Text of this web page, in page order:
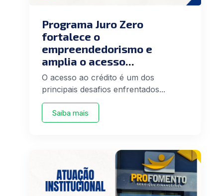
Programa Juro Zero
fortalece o
empreendedorismo e
amplia o acesso...
O acesso ao crédito é um dos
principais desafios enfrentados...
Saiba mais